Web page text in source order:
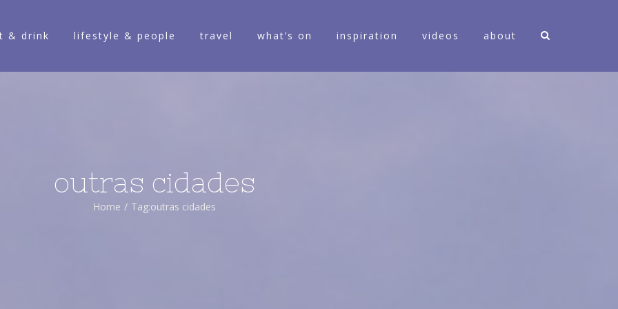
& drink lifestyle & people travel what’s on inspiration videos about
outras cidades
Home / Tag:outras cidades